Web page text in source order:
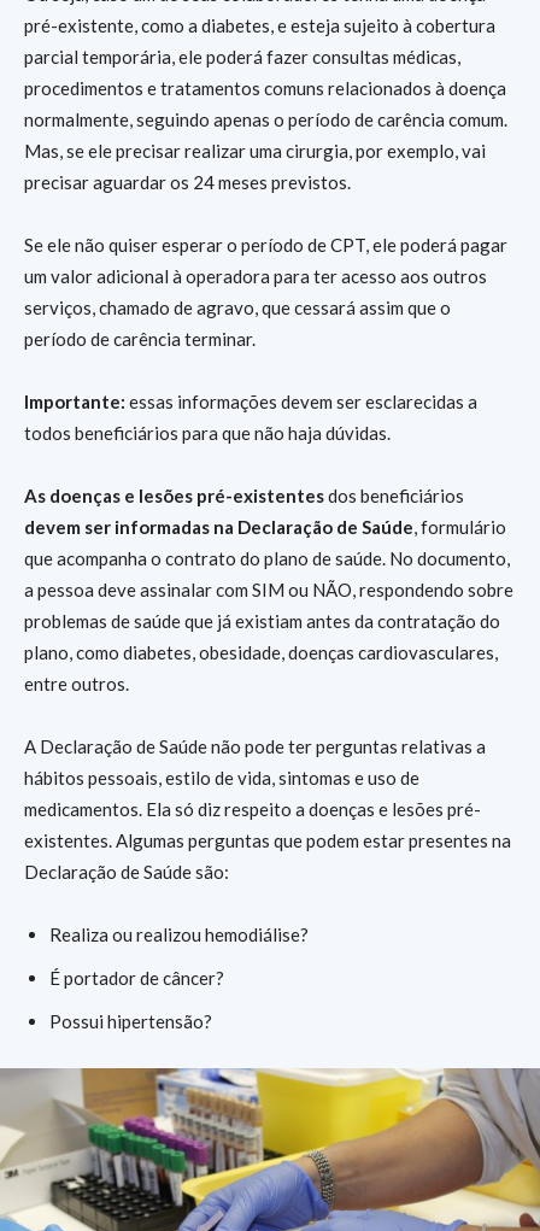
pré-existente, como a diabetes, e esteja sujeito à cobertura
parcial temporária, ele poderá fazer consultas médicas,
procedimentos e tratamentos comuns relacionados à doença
normalmente, seguindo apenas o período de carência comum.
Mas, se ele precisar realizar uma cirurgia, por exemplo, vai
precisar aguardar os 24 meses previstos.
Se ele não quiser esperar o período de CPT, ele poderá pagar
um valor adicional à operadora para ter acesso aos outros
serviços, chamado de agravo, que cessará assim que o
período de carência terminar.
Importante: essas informações devem ser esclarecidas a
todos beneficiários para que não haja dúvidas.
As doenças e lesões pré-existentesdos beneficiários
devem ser informadas na Declaração de Saúde , formulário
que acompanha o contrato do plano de saúde. No documento,
a pessoa deve assinalar com SIM ou NÃO, respondendo sobre
problemas de saúde que já existiam antes da contratação do
plano, como diabetes, obesidade, doenças cardiovasculares,
entre outros.
A Declaração de Saúde não pode ter perguntas relativas a
hábitos pessoais, estilo de vida, sintomas e uso de
medicamentos. Ela só diz respeito a doenças e lesões pré-
existentes. Algumas perguntas que podem estar presentes na
Declaração de Saúde são:
Realiza ou realizou hemodiálise?
É portador de câncer?
Possui hipertensão?